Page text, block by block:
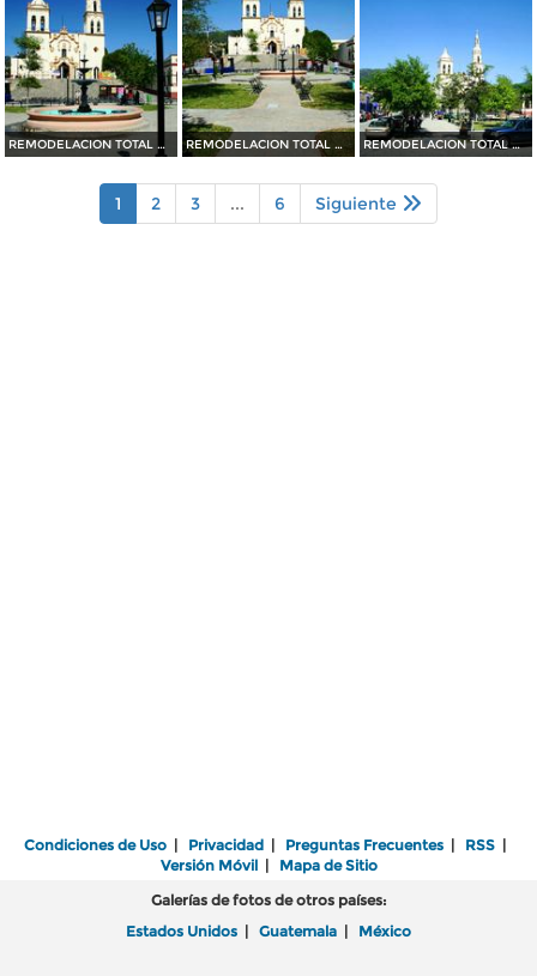
REMODELACION TOTAL DE PLAZA OCAMPO (2010) REMODELACION TOTAL DE PLAZA OCAMPO (2010) REMODELACION TOTAL DE PLAZA OCAMPO (2010)
1 2 3 ... 6 Siguiente
Condiciones de Uso | Privacidad | Preguntas Frecuentes | RSS |
Versión Móvil| Mapa de Sitio
Galerías de fotos de otros países:
Estados Unidos | Guatemala | México